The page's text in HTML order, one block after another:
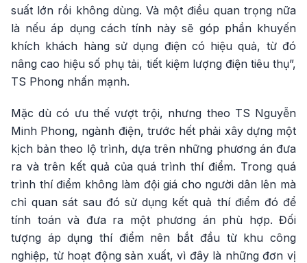
suất lớn rồi không dùng. Và một điều quan trọng nữa
là nếu áp dụng cách tính này sẽ góp phần khuyến
khích khách hàng sử dụng điện có hiệu quả, từ đó
nâng cao hiệu số phụ tải, tiết kiệm lượng điện tiêu thụ”,
TS Phong nhấn mạnh.
Mặc dù có ưu thế vượt trội, nhưng theo TS Nguyễn
Minh Phong, ngành điện, trước hết phải xây dựng một
kịch bản theo lộ trình, dựa trên những phương án đưa
ra và trên kết quả của quá trình thí điểm. Trong quá
trình thí điểm không làm đội giá cho người dân lên mà
chỉ quan sát sau đó sử dụng kết quả thí điểm đó để
tính toán và đưa ra một phương án phù hợp. Đối
tượng áp dụng thí điểm nên bắt đầu từ khu công
nghiệp, từ hoạt động sản xuất, vì đây là những đơn vị